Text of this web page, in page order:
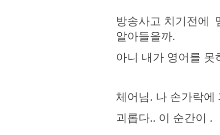
방송사고 치기전에
알아들을까.
아니 내가 영어를 못
체어님. 나 손가락
괴롭다.. 이 순간이 .